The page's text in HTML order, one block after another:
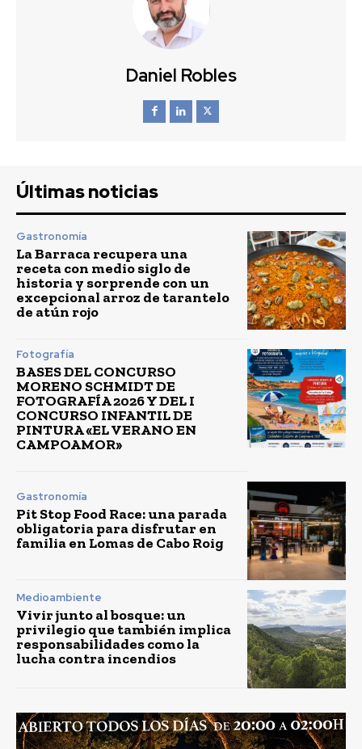
Daniel Robles
Últimas noticias
Gastronomía
La Barraca recupera una
receta con medio siglo de
historia y sorprende con un
excepcional arroz de tarantelo
de atún rojo
Fotografía
BASES DEL CONCURSO
MORENO SCHMIDT DE
FOTOGRAFÍA 2026 Y DEL I
CONCURSO INFANTIL DE
PINTURA «EL VERANO EN
CAMPOAMOR»
Gastronomía
Pit Stop Food Race: una parada
obligatoria para disfrutar en
familia en Lomas de Cabo Roig
Medioambiente
Vivir junto al bosque: un
privilegio que también implica
responsabilidades como la
lucha contra incendios